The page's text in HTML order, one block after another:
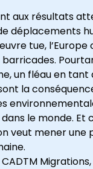
aux résultats
déplacements
tue, l’Europe
un fléau en
la
le monde. Et
veut mener une
Migrations,